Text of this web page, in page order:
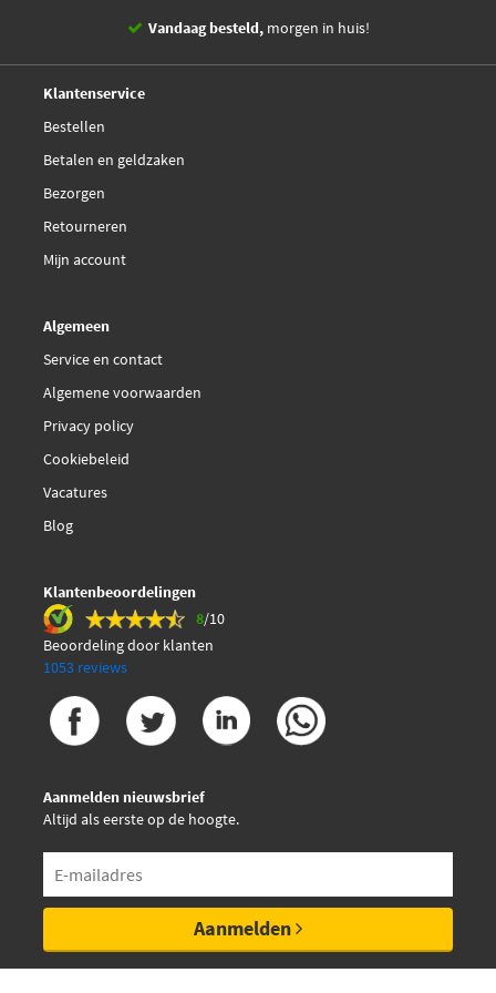
Vandaag besteld, morgen in huis!
Klantenservice
Bestellen
Betalen en geldzaken
Bezorgen
Retourneren
Mijn account
Algemeen
Service en contact
Algemene voorwaarden
Privacy policy
Cookiebeleid
Vacatures
Blog
Klantenbeoordelingen
8/10
Beoordeling door klanten
1053 reviews
Aanmelden nieuwsbrief
Altijd als eerste op de hoogte.
Aanmelden